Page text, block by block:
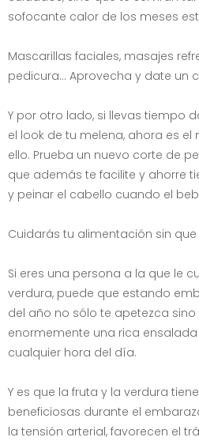
sofocante calor de los meses
Mascarillas faciales, masajes
pedicura... Aprovecha y date un
Y por otro lado, si llevas tiempo
el look de tu melena, ahora es
ello. Prueba un nuevo corte de
que además te facilite y ahorre
y peinar el cabello cuando el
Cuidarás tu alimentación sin
Si eres una persona a la que le
verdura, puede que estando
del año no sólo te apetezca
enormemente una rica
cualquier hora del día.
Y es que la fruta y la verdura
beneficiosas durante el
la tensión arterial, favorecen el